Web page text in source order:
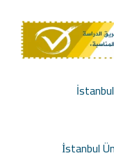
جامعة اسطنبول جراح باشا – İstanbul